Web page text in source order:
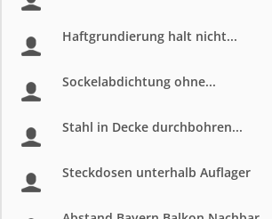
Haftgrundierung halt nicht...
Sockelabdichtung ohne...
Stahl in Decke durchbohren...
Steckdosen unterhalb Auflager